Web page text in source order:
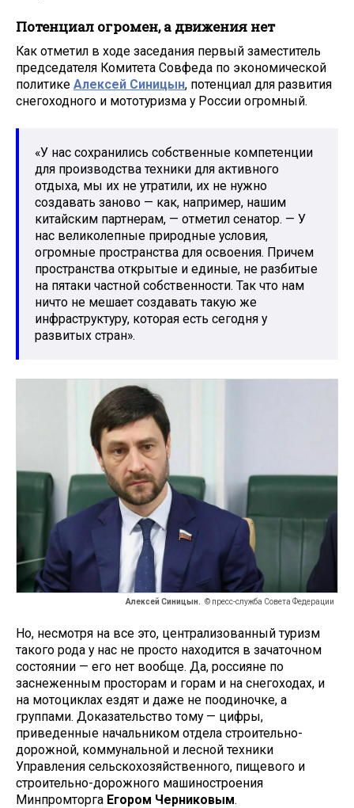
Потенциал огромен, а движения нет
Как отметил в ходе заседания первый заместитель
председателя Комитета Совфеда по экономической
политике Алексей Синицын, потенциал для развития
снегоходного и мототуризма у России огромный.
«У нас сохранились собственные компетенции
для производства техники для активного
отдыха, мы их не утратили, их не нужно
создавать заново — как, например, нашим
китайским партнерам, — отметил сенатор. — У
нас великолепные природные условия,
огромные пространства для освоения. Причем
пространства открытые и единые, не разбитые
на пятаки частной собственности. Так что нам
ничто не мешает создавать такую же
инфраструктуру, которая есть сегодня у
развитых стран».
Алексей Синицын. © пресс-служба Совета Федерации
Но, несмотря на все это, централизованный туризм
такого рода у нас не просто находится в зачаточном
состоянии — его нет вообще. Да, россияне по
заснеженным просторам и горам и на снегоходах, и
на мотоциклах ездят и даже не поодиночке, а
группами. Доказательство тому — цифры,
приведенные начальником отдела строительно-
дорожной, коммунальной и лесной техники
Управления сельскохозяйственного, пищевого и
строительно-дорожного машиностроения
Минпромторга Егором Черниковым.